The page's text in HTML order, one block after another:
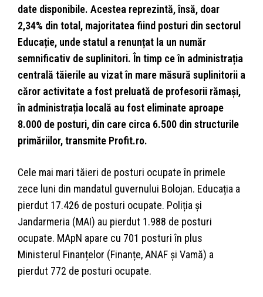
date disponibile. Acestea reprezintă, însă, doar
2,34% din total, majoritatea fiind posturi din sectorul
Educație, unde statul a renunțat la un număr
semnificativ de suplinitori. În timp ce în administrația
centrală tăierile au vizat în mare măsură suplinitorii a
căror activitate a fost preluată de profesorii rămași,
în administrația locală au fost eliminate aproape
8.000 de posturi, din care circa 6.500 din structurile
primăriilor, transmite Profit.ro.
Cele mai mari tăieri de posturi ocupate în primele
zece luni din mandatul guvernului Bolojan. Educația a
pierdut 17.426 de posturi ocupate. Poliția și
Jandarmeria (MAI) au pierdut 1.988 de posturi
ocupate. MApN apare cu 701 posturi în plus
Ministerul Finanțelor (Finanțe, ANAF și Vamă) a
pierdut 772 de posturi ocupate.